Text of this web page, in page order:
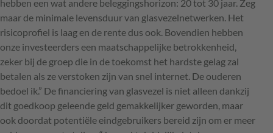
hebben een wat andere beleggingshorizon: 20 tot 30 jaar. Zeg
maar de minimale levensduur van glasvezelnetwerken. Het
risicoprofiel is laag en de rente dus ook. Bovendien hebben
onze investeerders een maatschappelijke betrokkenheid,
zeker bij de groep die in de toekomst het hardste gelag zal
betalen als ze verstoken zijn van snel internet. De ouderen
bedoel ik.” De financiering van glasvezel is niet alleen dankzij
dit goedkoop geleende geld gemakkelijker geworden, maar
ook doordat potentiële eindgebruikers bereid zijn om er meer